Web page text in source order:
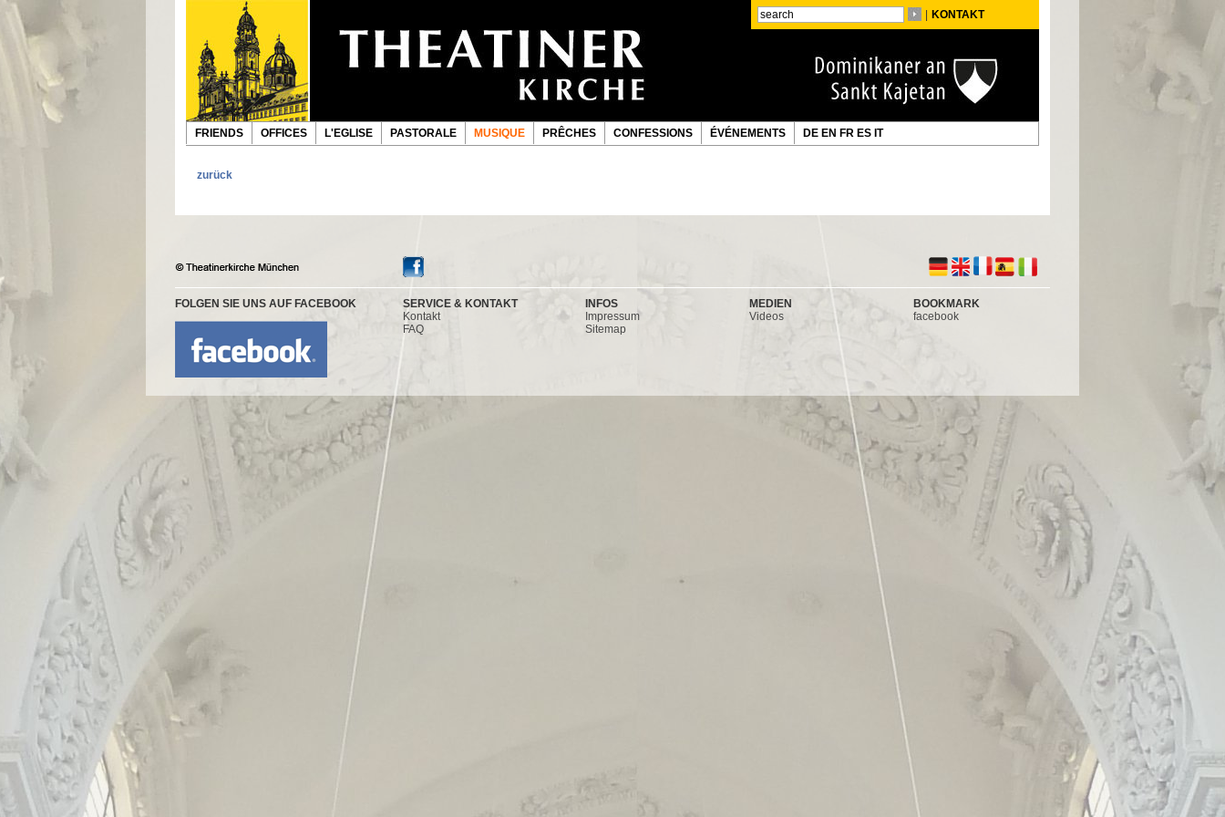
KONTAKT
FRIENDS OFFICES L'EGLISE PASTORALE MUSIQUE PRÊCHES CONFESSIONS ÉVÉNEMENTS DE EN FR ES IT
zurück
FOLGEN SIE UNS AUF FACEBOOK
SERVICE & KONTAKT
Kontakt
FAQ
INFOS
Impressum
Sitemap
MEDIEN
Videos
BOOKMARK
facebook